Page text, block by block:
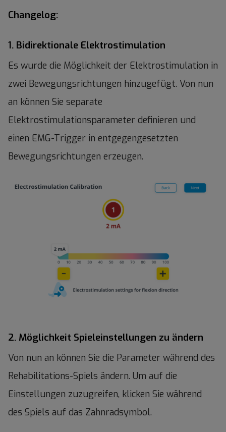
Changelog:
1. Bidirektionale Elektrostimulation
Es wurde die Möglichkeit der Elektrostimulation in
zwei Bewegungsrichtungen hinzugefügt. Von nun
an können Sie separate
Elektrostimulationsparameter definieren und
einen EMG-Trigger in entgegengesetzten
Bewegungsrichtungen erzeugen.
2. Möglichkeit Spieleinstellungen zu ändern
Von nun an können Sie die Parameter während des
Rehabilitations-Spiels ändern. Um auf die
Einstellungen zuzugreifen, klicken Sie während
des Spiels auf das Zahnradsymbol.